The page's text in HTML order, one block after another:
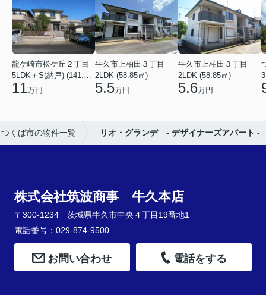
龍ケ崎市松ケ丘２丁目
11万円
牛久市上柏田３丁目
2LDK (58.85㎡)
5.5万円
牛久市上柏田３丁目
2LDK (58.85㎡)
5.6万円
つくば市の物件一覧 リオ・グランデ - デザイナーズアパート -
株式会社筑波商事 牛久本店
〒300-1234 茨城県牛久市中央４丁目19番地1
電話番号：029-874-9500
お問い合わせ 電話をする